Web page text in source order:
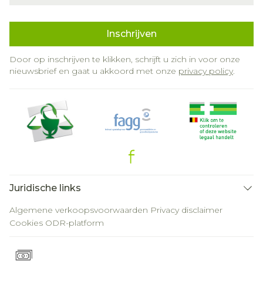
Inschrijven
Door op inschrijven te klikken, schrijft u zich in voor onze
nieuwsbrief en gaat u akkoord met onze privacy policy.
Juridische links
Algemene verkoopsvoorwaarden Privacy disclaimer
Cookies ODR-platform